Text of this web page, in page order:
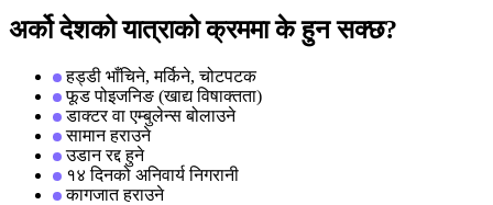
अर्को देशको यात्राको क्रममा के हुन सक्छ?
हड्डी भाँचिने, मर्किने, चोटपटक
फूड पोइजनिङ (खाद्य विषाक्तता)
डाक्टर वा एम्बुलेन्स बोलाउने
सामान हराउने
उडान रद्द हुने
१४ दिनको अनिवार्य निगरानी
कागजात हराउने